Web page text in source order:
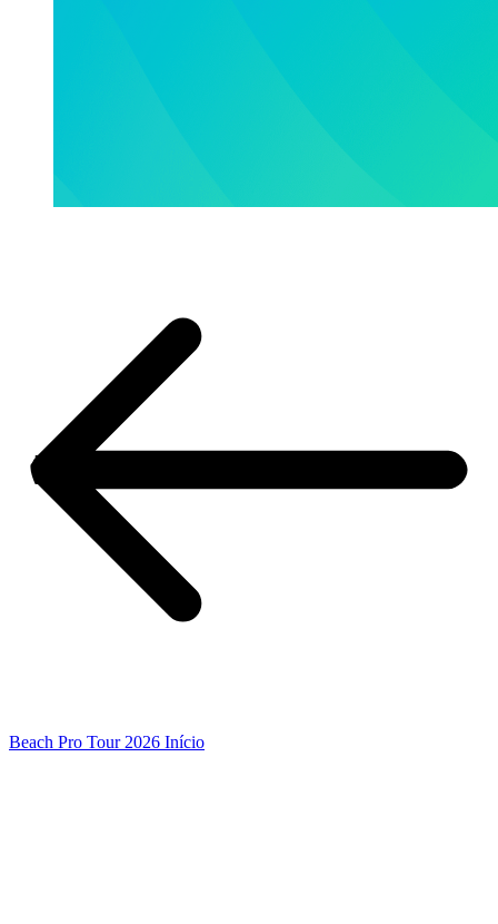
Beach Pro Tour 2026 Início